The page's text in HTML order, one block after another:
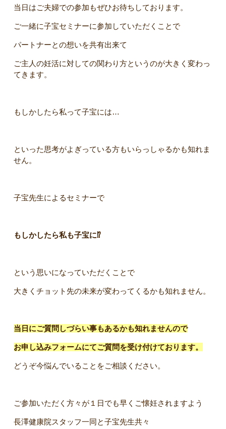
当日はご夫婦での参加もぜひお待ちしております。
ご一緒に子宝セミナーに参加していただくことで
パートナーとの想いを共有出来て
ご主人の妊活に対しての関わり方というのが大きく変わっ
てきます。
もしかしたら私って子宝には…
といった思考がよぎっている方もいらっしゃるかも知れま
せん。
子宝先生によるセミナーで
もしかしたら私も子宝に⁉︎
という思いになっていただくことで
大きくチョット先の未来が変わってくるかも知れません。
当日にご質問しづらい事もあるかも知れませんので
お申し込みフォームにてご質問を受け付けております。
どうぞ今悩んでいることをご相談ください。
ご参加いただく方々が１日でも早くご懐妊されますよう
長澤健康院スタッフ一同と子宝先生共々